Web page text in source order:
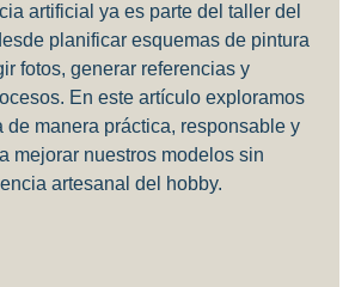
artificial ya es parte del taller del
planificar esquemas de pintura
fotos, generar referencias y
En este artículo exploramos
de manera práctica, responsable y
mejorar nuestros modelos sin
artesanal del hobby.